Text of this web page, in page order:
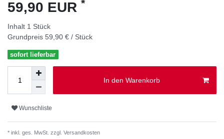
59,90 EUR *
Inhalt 1 Stück
Grundpreis 59,90 € / Stück
sofort lieferbar
In den Warenkorb
Wunschliste
* inkl. ges. MwSt. zzgl. Versandkosten